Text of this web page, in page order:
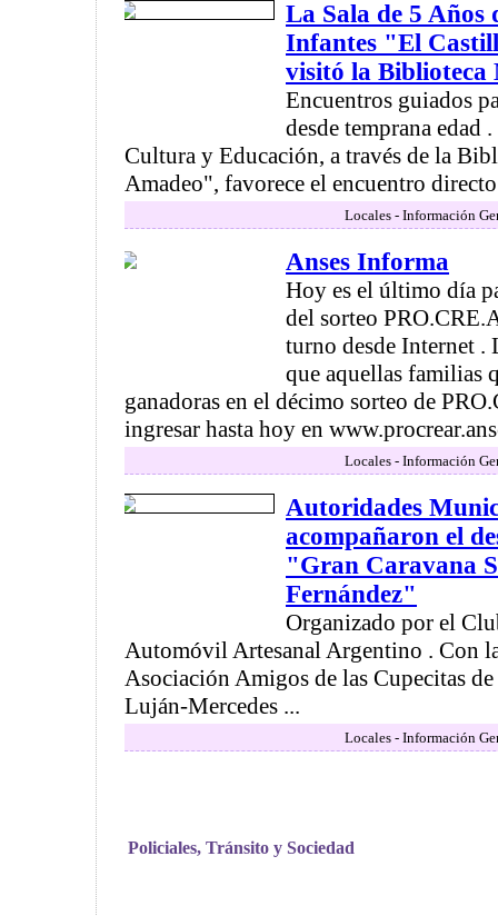
La Sala de 5 Años
Infantes "El
visitó la Biblioteca
Encuentros guiados
desde temprana edad
Cultura y Educación, a través de la
Amadeo", favorece el encuentro
Locales - Información
Anses Informa
Hoy es el último día
del sorteo
turno desde Internet .
que aquellas familias
ganadoras en el décimo sorteo de
ingresar hasta hoy en
Locales - Información
Autoridades
acompañaron el
"Gran Caravana
Fernández"
Organizado por el
Automóvil Artesanal Argentino . Con
Asociación Amigos de las Cupecitas
Luján-Mercedes ...
Locales - Información
Policiales, Tránsito y Sociedad